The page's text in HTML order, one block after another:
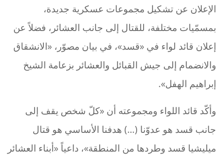
الإعلان عن تشكيل مجموعات عسكرية جديدة،
بمسمّيات مختلفة، للقتال إلى جانب العشائر، فضلاً عن
إعلان قائد لواء في «قسد»، في بيان مصوّر، «الانشقاق
والانضمام إلى جيش القبائل والعشائر بزعامة الشيخ
إبراهيم الهفل».
وأكّد قائد اللواء ومجموعته أن «كلّ شخص يقف إلى
جانب قسد هو عدوّنا (…) هدفنا الأساسي هو قتال
ميليشيا قسد وطردها من المنطقة»، داعياً «أبناء العشائر